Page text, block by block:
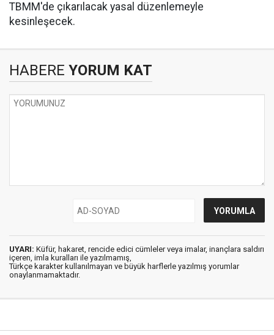
TBMM'de çıkarılacak yasal düzenlemeyle
kesinleşecek.
HABERE YORUM KAT
UYARI: Küfür, hakaret, rencide edici cümleler veya imalar, inançlara saldırı
içeren, imla kuralları ile yazılmamış,
Türkçe karakter kullanılmayan ve büyük harflerle yazılmış yorumlar
onaylanmamaktadır.